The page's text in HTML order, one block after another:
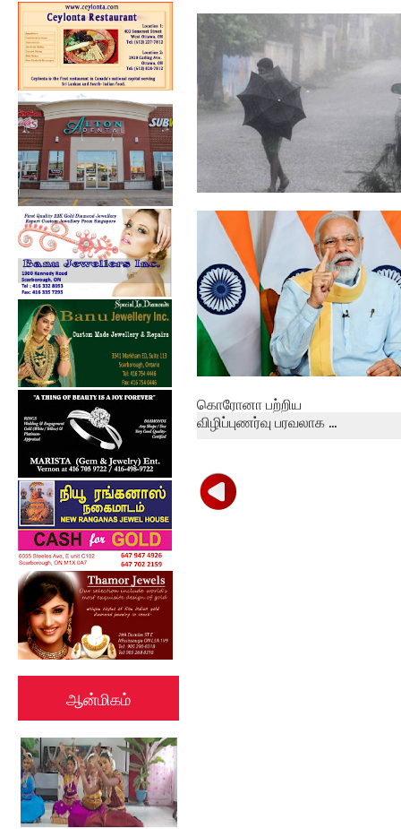
ஆன்மிகம்
இன்று கவிஞர் பிரமிள் நினைவு
தினம்.
தமிழகத்தில் 24 மணிநேரத்தில்
கனமழைக்...
கொரோனா பற்றிய
விழிப்புணர்வு பரவலாக ...